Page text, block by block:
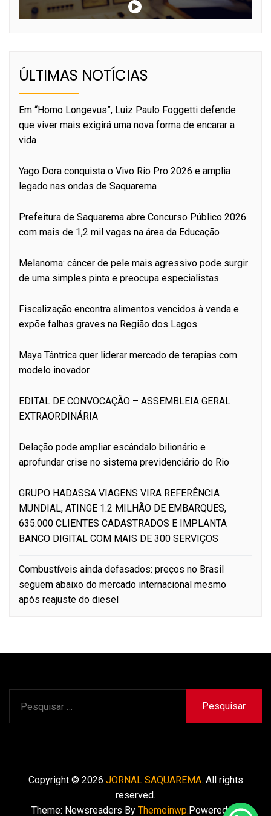
ÚLTIMAS NOTÍCIAS
Em “Homo Longevus”, Luiz Paulo Foggetti defende
que viver mais exigirá uma nova forma de encarar a
vida
Yago Dora conquista o Vivo Rio Pro 2026 e amplia
legado nas ondas de Saquarema
Prefeitura de Saquarema abre Concurso Público 2026
com mais de 1,2 mil vagas na área da Educação
Melanoma: câncer de pele mais agressivo pode surgir
de uma simples pinta e preocupa especialistas
Fiscalização encontra alimentos vencidos à venda e
expõe falhas graves na Região dos Lagos
Maya Tântrica quer liderar mercado de terapias com
modelo inovador
EDITAL DE CONVOCAÇÃO – ASSEMBLEIA GERAL
EXTRAORDINÁRIA
Delação pode ampliar escândalo bilionário e
aprofundar crise no sistema previdenciário do Rio
GRUPO HADASSA VIAGENS VIRA REFERÊNCIA
MUNDIAL, ATINGE 1.2 MILHÃO DE EMBARQUES,
635.000 CLIENTES CADASTRADOS E IMPLANTA
BANCO DIGITAL COM MAIS DE 300 SERVIÇOS
Combustíveis ainda defasados: preços no Brasil
seguem abaixo do mercado internacional mesmo
após reajuste do diesel
por:
Copyright © 2026 JORNAL SAQUAREMA. All rights
reserved.
Theme: Newsreaders By Themeinwp.Powered by